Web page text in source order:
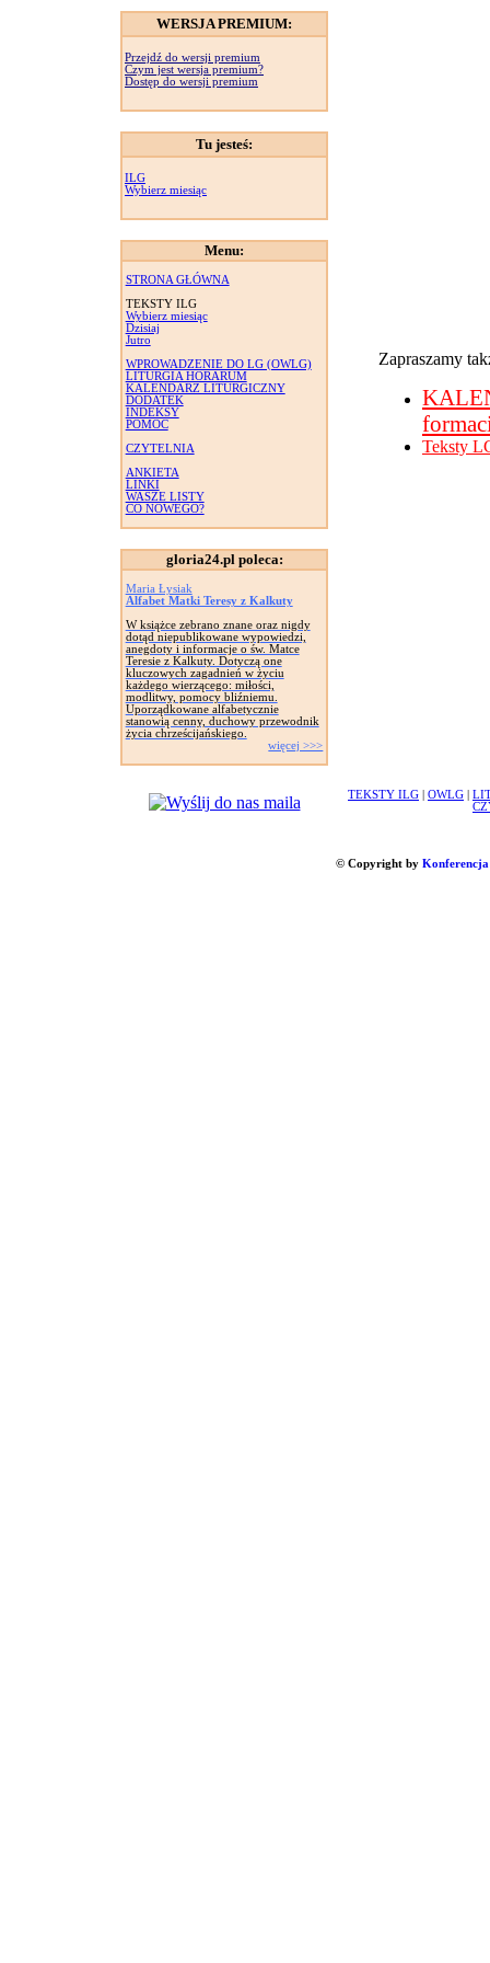
WERSJA PREMIUM:
Przejdź do wersji premium
Czym jest wersja premium?
Dostęp do wersji premium
Tu jesteś:
ILG
Wybierz miesiąc
Menu:
STRONA GŁÓWNA
TEKSTY ILG
Wybierz miesiąc
Dzisiaj
Jutro
WPROWADZENIE DO LG (OWLG)
LITURGIA HORARUM
KALENDARZ LITURGICZNY
DODATEK
INDEKSY
POMOC
CZYTELNIA
ANKIETA
LINKI
WASZE LISTY
CO NOWEGO?
gloria24.pl poleca:
Maria Łysiak
Alfabet Matki Teresy z Kalkuty
W książce zebrano znane oraz nigdy
dotąd niepublikowane wypowiedzi,
anegdoty i informacje o św. Matce
Teresie z Kalkuty. Dotyczą one
kluczowych zagadnień w życiu
każdego wierzącego: miłości,
modlitwy, pomocy bliźniemu.
Uporządkowane alfabetycznie
stanowią cenny, duchowy przewodnik
życia chrześcijańskiego.
więcej >>>
Zapraszamy
Teksty
TEKSTY ILG OWLG
© Copyright by Konferencja